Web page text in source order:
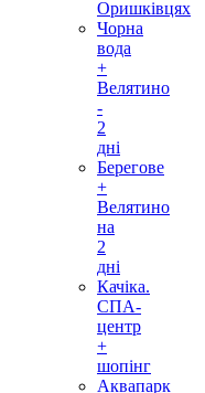
Оришківцях
Чорна
вода
+
Велятино
-
2
дні
Берегове
+
Велятино
на
2
дні
Качіка.
СПА-
центр
+
шопінг
Аквапарк